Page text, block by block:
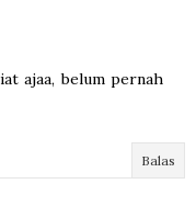
ajaa, belum pernah
Balas